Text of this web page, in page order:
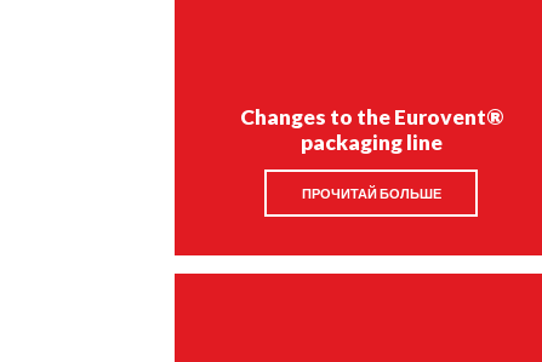
Changes to the Eurovent®
packaging line
ПРОЧИТАЙ БОЛЬШЕ